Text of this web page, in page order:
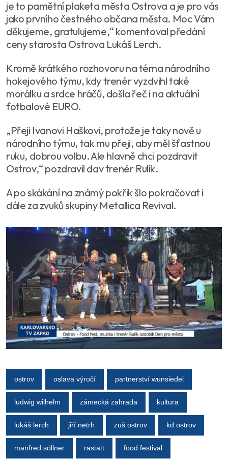
je to pamětní plaketa města Ostrova a je pro vás
jako prvního čestného občana města. Moc Vám
děkujeme, gratulujeme,“ komentoval předání
ceny starosta Ostrova Lukáš Lerch.
Kromě krátkého rozhovoru na téma národního
hokejového týmu, kdy trenér vyzdvihl také
morálku a srdce hráčů, došla řeč i na aktuální
fotbalové EURO.
„Přeji Ivanovi Haškovi, protože je taky nově u
národního týmu, tak mu přeji, aby měl šťastnou
ruku, dobrou volbu. Ale hlavně chci pozdravit
Ostrov,“ pozdravil dav trenér Rulík.
A po skákání na známý pokřik šlo pokračovat i
dále za zvuků skupiny Metallica Revival.
ostrov oslava výročí partnerství wunsiedel
ludwig wilhelm zámecká zahrada kultura
lukáš lerch jiří netrh zuš ostrov kd ostrov
manfred söllner rastatt food festival